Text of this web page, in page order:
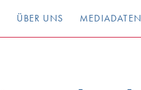
ÜBER UNS MEDIADATEN